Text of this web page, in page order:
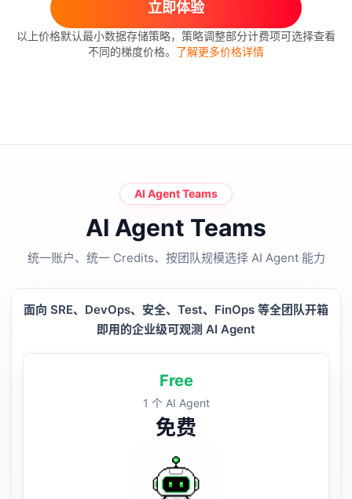
立即体验
以上价格默认最小数据存储策略，策略调整部分计费项可选择查看
不同的梯度价格。 了解更多价格详情
AI Agent Teams
AI Agent Teams
统一账户、统一 Credits、按团队规模选择 AI Agent 能力
面向 SRE、DevOps、安全、Test、FinOps 等全团队开箱
即用的企业级可观测 AI Agent
Free
1 个 AI Agent
免费